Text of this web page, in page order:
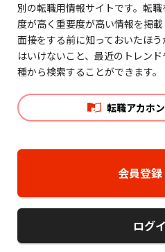
別の転職用情報サイトです。転
度が高く重要度が高い情報を掲載
面接をする前に知っておいたほ
はいけないこと、最近のトレン
種から検索することができます。
転職アカホ
会員登録
ログ